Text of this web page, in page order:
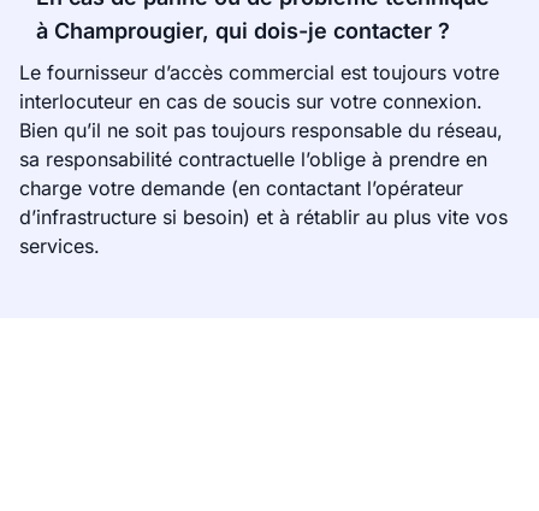
à Champrougier, qui dois-je contacter ?
Le fournisseur d’accès commercial est toujours votre
interlocuteur en cas de soucis sur votre connexion.
Bien qu’il ne soit pas toujours responsable du réseau,
sa responsabilité contractuelle l’oblige à prendre en
charge votre demande (en contactant l’opérateur
d’infrastructure si besoin) et à rétablir au plus vite vos
services.